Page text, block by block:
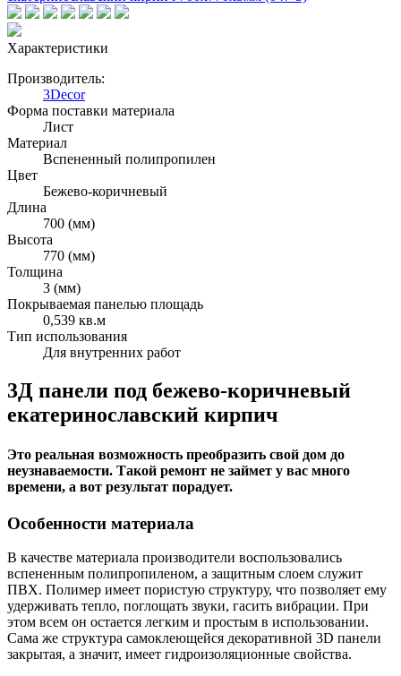
Характеристики
Производитель:
3Decor
Форма поставки материала
Лист
Материал
Вспененный полипропилен
Цвет
Бежево-коричневый
Длина
700 (мм)
Высота
770 (мм)
Толщина
3 (мм)
Покрываемая панелью площадь
0,539 кв.м
Тип использования
Для внутренних работ
3Д панели под бежево-коричневый
екатеринославский кирпич
Это реальная возможность преобразить свой дом до
неузнаваемости. Такой ремонт не займет у вас много
времени, а вот результат порадует.
Особенности материала
В качестве материала производители воспользовались
вспененным полипропиленом, а защитным слоем служит
ПВХ. Полимер имеет пористую структуру, что позволяет ему
удерживать тепло, поглощать звуки, гасить вибрации. При
этом всем он остается легким и простым в использовании.
Сама же структура самоклеющейся декоративной 3D панели
закрытая, а значит, имеет гидроизоляционные свойства.